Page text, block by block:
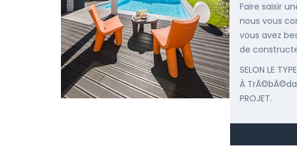
Faire saisir
nous vous
vous avez
de
SELON LE
À TrÃ©bÃ©dan
PROJET.